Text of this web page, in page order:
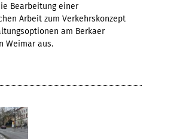
Bearbeitung einer
Arbeit zum Verkehrskonzept
am Berkaer
Weimar aus.